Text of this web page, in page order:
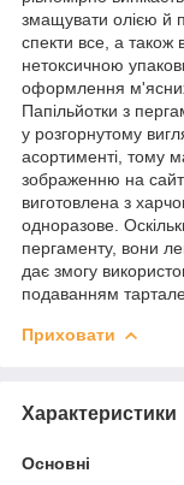
змащувати олією й
спекти все, а також
нетоксичною
оформлення
Папільйотки з
у розгорнутому
асортименті, тому
зображенню на
виготовлена з
одноразове.
пергаменту, вони
дає змогу
подаванням
Приховати
Характеристики
Основні